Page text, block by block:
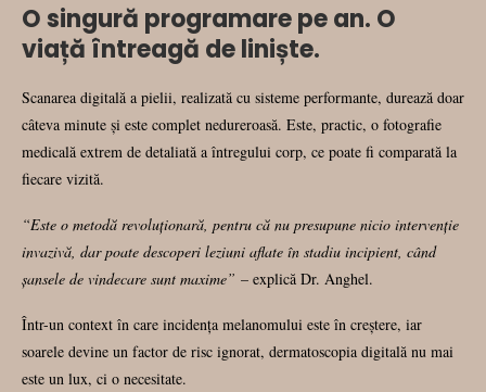
O singură programare pe an. O
viață întreagă de liniște.
Scanarea digitală a pielii, realizată cu sisteme performante, durează doar
câteva minute și este complet nedureroasă. Este, practic, o fotografie
medicală extrem de detaliată a întregului corp, ce poate fi comparată la
fiecare vizită.
“Este o metodă revoluționară, pentru că nu presupune nicio intervenție
invazivă, dar poate descoperi leziuni aflate în stadiu incipient, când
șansele de vindecare sunt maxime” – explică Dr. Anghel.
Într-un context în care incidența melanomului este în creștere, iar
soarele devine un factor de risc ignorat, dermatoscopia digitală nu mai
este un lux, ci o necesitate.